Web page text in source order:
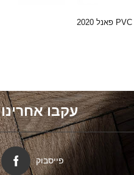
עקבו אחרינו
פייסבוק